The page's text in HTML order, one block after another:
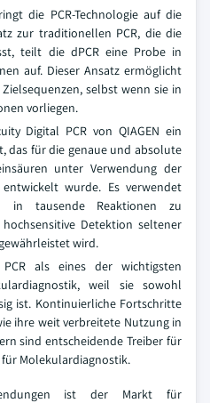
die PCR-Technologie auf die
zur traditionellen PCR, die die
teilt die dPCR eine Probe in
auf. Dieser Ansatz ermöglicht
selbst wenn sie in
vorliegen.
Digital PCR von QIAGEN ein
das für die genaue und absolute
unter Verwendung der
entwickelt wurde. Es verwendet
in tausende Reaktionen zu
Detektion seltener
wird.
als eines der wichtigsten
weil sie sowohl
ist. Kontinuierliche Fortschritte
ihre weit verbreitete Nutzung in
sind entscheidende Treiber für
für Molekulardiagnostik.
ist der Markt für